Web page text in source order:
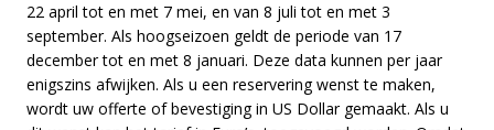
22 april tot en met 7 mei, en van 8 juli tot en met 3
september. Als hoogseizoen geldt de periode van 17
december tot en met 8 januari. Deze data kunnen per jaar
enigszins afwijken. Als u een reservering wenst te maken,
wordt uw offerte of bevestiging in US Dollar gemaakt. Als u